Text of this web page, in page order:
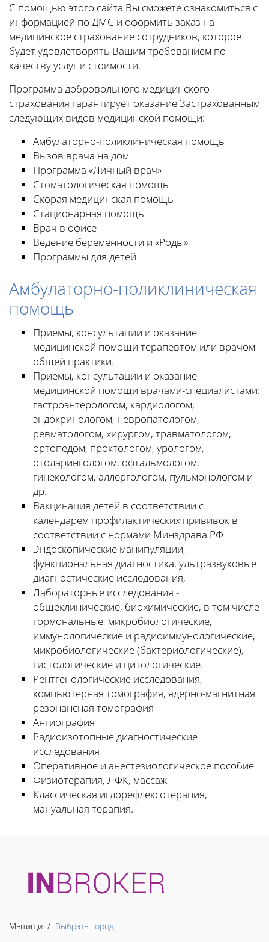
С помощью этого сайта Вы сможете ознакомиться с
информацией по ДМС и оформить заказ на
медицинское страхование сотрудников, которое
будет удовлетворять Вашим требованием по
качеству услуг и стоимости.
Программа добровольного медицинского
страхования гарантирует оказание Застрахованным
следующих видов медицинской помощи:
Амбулаторно-поликлиническая помощь
Вызов врача на дом
Программа «Личный врач»
Стоматологическая помощь
Скорая медицинская помощь
Стационарная помощь
Врач в офисе
Ведение беременности и «Роды»
Программы для детей
Амбулаторно-поликлиническая
помощь
Приемы, консультации и оказание
медицинской помощи терапевтом или врачом
общей практики.
Приемы, консультации и оказание
медицинской помощи врачами-специалистами:
гастроэнтерологом, кардиологом,
эндокринологом, невропатологом,
ревматологом, хирургом, травматологом,
ортопедом, проктологом, урологом,
отоларингологом, офтальмологом,
гинекологом, аллергологом, пульмонологом и
др.
Вакцинация детей в соответствии с
календарем профилактических прививок в
соответствии с нормами Минздрава РФ
Эндоскопические манипуляции,
функциональная диагностика, ультразвуковые
диагностические исследования,
Лабораторные исследования -
общеклинические, биохимические, в том числе
гормональные, микробиологические,
иммунологические и радиоиммунологические,
микробиологические (бактериологические),
гистологические и цитологические.
Рентгенологические исследования,
компьютерная томография, ядерно-магнитная
резонансная томография
Ангиография
Радиоизотопные диагностические
исследования
Оперативное и анестезиологическое пособие
Физиотерапия, ЛФК, массаж
Классическая иглорефлексотерапия,
мануальная терапия.
Мытищи / Выбрать город